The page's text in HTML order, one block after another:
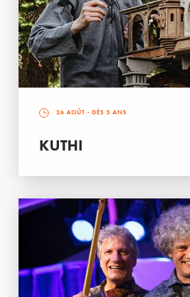
26 AOÛT - DÈS 3 ANS
KUTHI